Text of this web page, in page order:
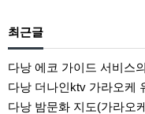
최근글
다낭 에코 가이드 서비스의 숨겨
다낭 더나인ktv 가라오케 유
다낭 밤문화 지도(가라오케,마사지,에